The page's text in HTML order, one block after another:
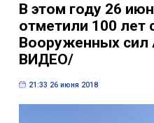
В этом году 26
отметили 100 лет
Вооруженных сил
ВИДЕО/
21:33 26 июня 2018